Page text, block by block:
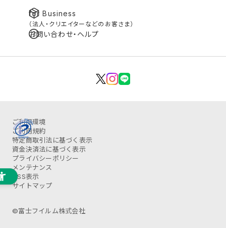
for Business
（法人・クリエイターなどのお客さま）
お問い合わせ・ヘルプ
ご利用環境
ご利用規約
特定商取引法に基づく表示
資金決済法に基づく表示
プライバシーポリシー
メンテナンス
OSS表示
サイトマップ
©富士フイルム株式会社